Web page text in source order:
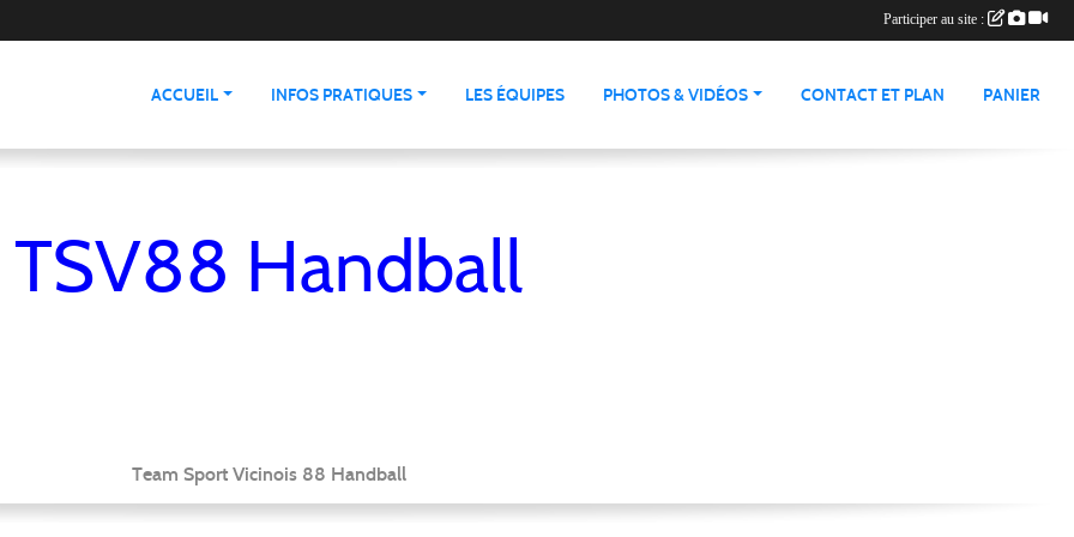
ACCUEIL INFOS PRATIQUES LES ÉQUIPES PHOTOS & VIDÉOS CONTACT ET PLAN PANIER
TSV88 Handball
Team Sport Vicinois 88 Handball
Participer au site :